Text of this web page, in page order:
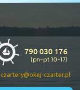
czartery@okej-czarter.pl